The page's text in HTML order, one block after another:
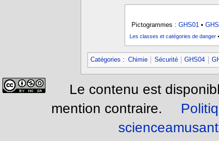
Pictogrammes :GHS01 •
Les classes et catégories de danger
Catégories : Chimie Sécurité GHS04
Le contenu est
mention contraire.